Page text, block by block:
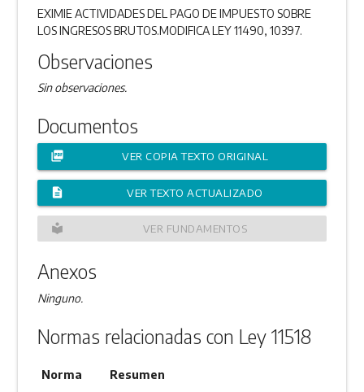
EXIMIE ACTIVIDADES DEL PAGO DE IMPUESTO SOBRE
LOS INGRESOS BRUTOS.MODIFICA LEY 11490, 10397.
Observaciones
Sin observaciones.
Documentos
picture_as_pdf VER COPIA TEXTO ORIGINAL
description VER TEXTO ACTUALIZADO
local_library VER FUNDAMENTOS
Anexos
Ninguno.
Normas relacionadas con Ley 11518
Norma Resumen